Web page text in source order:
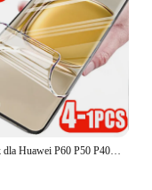
4-1 sztuk dla Huawei P60 P50 P40 Pro P60Art P40Lite E 5G 4G Folia hydrożelowa chroniąca ekran dla Huawei P 60 50 40 60Pro 50Pro 40lite